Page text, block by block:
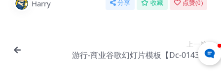
Harry 分享 收藏 点赞(0)
上一篇
游行-商业谷歌幻灯片模板【Dc-0143】